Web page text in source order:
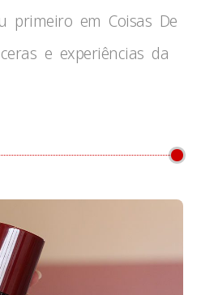
primeiro em Coisas De
e experiências da